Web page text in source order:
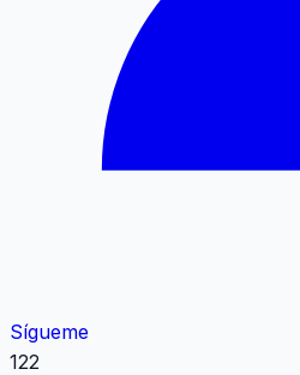
Sígueme
122